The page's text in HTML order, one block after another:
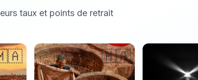
taux et points de retrait
🇲🇦